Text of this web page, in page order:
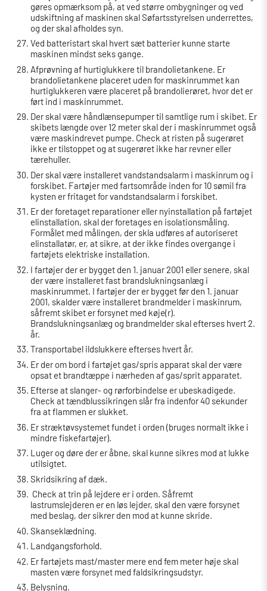
gøres opmærksom på, at ved større ombygninger og ved
udskiftning af maskinen skal Søfartsstyrelsen underrettes,
og der skal afholdes syn.
Ved batteristart skal hvert sæt batterier kunne starte
maskinen mindst seks gange.
Afprøvning af hurtiglukkere til brandolietankene. Er
brandolietankene placeret uden for maskinrummet kan
hurtiglukkeren være placeret på brandolierøret, hvor det er
ført ind i maskinrummet.
Der skal være håndlænsepumper til samtlige rum i skibet. Er
skibets længde over 12 meter skal der i maskinrummet også
være maskindrevet pumpe. Check at risten på sugerøret
ikke er tilstoppet og at sugerøret ikke har revner eller
tærehuller.
Der skal være installeret vandstandsalarm i maskinrum og i
forskibet. Fartøjer med fartsområde inden for 10 sømil fra
kysten er fritaget for vandstandsalarm i forskibet.
Er der foretaget reparationer eller nyinstallation på fartøjet
elinstallation, skal der foretages en isolationsmåling.
Formålet med målingen, der skla udføres af autoriseret
elinstallatør, er, at sikre, at der ikke findes overgange i
fartøjets elektriske installation.
I fartøjer der er bygget den 1. januar 2001 eller senere, skal
der være installeret fast brandslukningsanlæg i
maskinrummet. I fartøjer der er bygget før den 1. januar
2001, skalder være installeret brandmelder i maskinrum,
såfremt skibet er forsynet med køje(r).
Brandslukningsanlæg og brandmelder skal efterses hvert 2.
år.
Transportabel ildslukkere efterses hvert år.
Er der om bord i fartøjet gas/spris apparat skal der være
opsat et brandtæppe i nærheden af gas/sprit apparatet.
Efterse at slanger- og rørforbindelse er ubeskadigede.
Check at tændblussikringen slår fra indenfor 40 sekunder
fra at flammen er slukket.
Er stræktøvsystemet fundet i orden (bruges normalt ikke i
mindre fiskefartøjer).
Luger og døre der er åbne, skal kunne sikres mod at lukke
utilsigtet.
Skridsikring af dæk.
Check at trin på lejdere er i orden. Såfremt
lastrumslejderen er en løs lejder, skal den være forsynet
med beslag, der sikrer den mod at kunne skride.
Skanseklædning.
Landgangsforhold.
Er fartøjets mast/master mere end fem meter høje skal
masten være forsynet med faldsikringsudstyr.
Belysning.